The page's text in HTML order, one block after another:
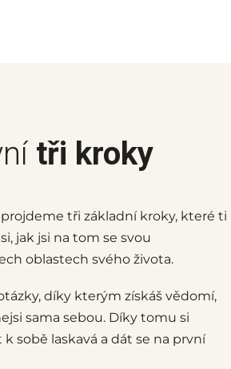
tři kroky
tři základní kroky, které ti
jak jsi na tom se svou
oblastech svého života.
díky kterým získáš vědomí,
sama sebou. Díky tomu si
sobě laskavá a dát se na první